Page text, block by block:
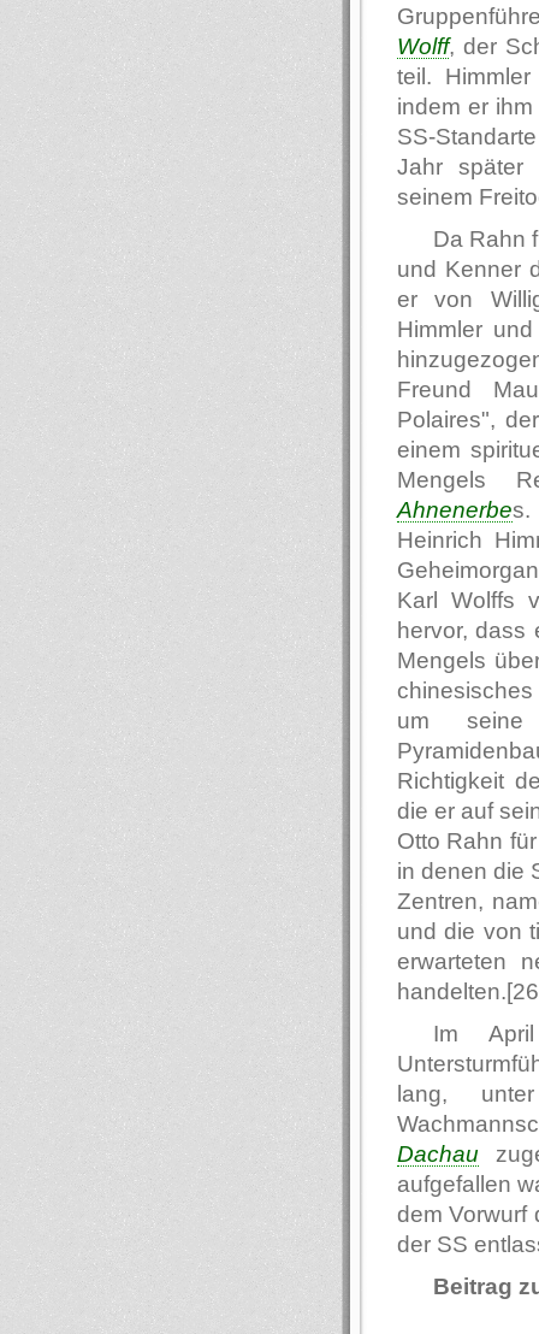
Wolff, der
teil.
indem er
SS-
Jahr später
seinem
Da Rahn
und Kenner
er von
Himmler
Freund
Polaires",
einem
Mengels
Ahnenerbes.
Heinrich
Karl Wolffs
hervor, dass
Mengels
um seine
Richtigkeit
die er auf
Otto Rahn
in denen die
Zentren,
und die von
erwarteten
Im
lang,
Dachau
aufgefallen
dem Vorwurf
der SS
Beitrag